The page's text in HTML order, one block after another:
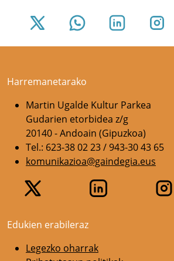
Harremanetarako
Martin Ugalde Kultur Parkea
Gudarien etorbidea z/g
20140 - Andoain (Gipuzkoa)
Tel.: 623-38 02 23 / 943-30 43 65
komunikazioa@gaindegia.eus
Edukien erabileraz
Legezko oharrak